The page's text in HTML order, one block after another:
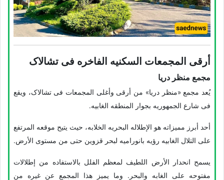
أرقى المجمعات السکنیه الفاخره فی تشالاک
مجمع منظر دریا
یُعد مجمع «منظر دریا» من أرقى وأغلى المجمعات فی تشالاک، ویقع
فی شارع الجمهوریه بجوار المنطقه الغابیه.
أحد أبرز ممیزاته هو الإطلاله البحریه الخلابه، حیث یتیح موقعه المرتفع
على التلال الغابیه رؤیه بانورامیه لبحر قزوین حتى من مستوى الأرض.
یسمح انحدار الأرض اللطیف لمعظم الفلل بالاستفاده من إطلالات
مفتوحه على الغابه والبحر. وما یمیز هذا المجمع عن غیره من